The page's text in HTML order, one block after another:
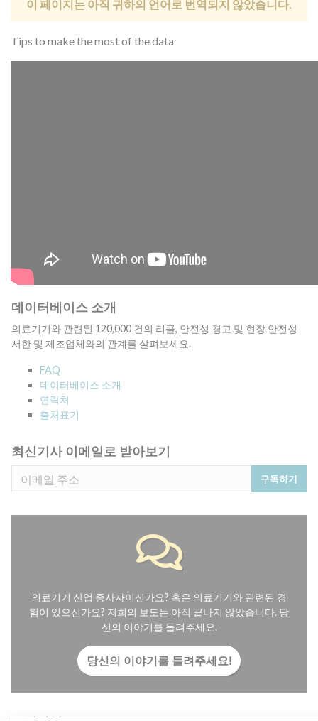
이 페이지는 아직 귀하의 언어로 번역되지 않았습니다.
Tips to make the most of the data
데이터베이스 소개
의료기기와 관련된 120,000 건의 리콜, 안전성 경고 및 현장 안전성
서한 및 제조업체와의 관계를 살펴보세요.
FAQ
데이터베이스 소개
연락처
출처표기
최신기사 이메일로 받아보기
구독하기
의료기기 산업 종사자이신가요? 혹은 의료기기와 관련된 경
험이 있으신가요? 저희의 보도는 아직 끝나지 않았습니다. 당
신의 이야기를 들려주세요.
당신의 이야기를 들려주세요!